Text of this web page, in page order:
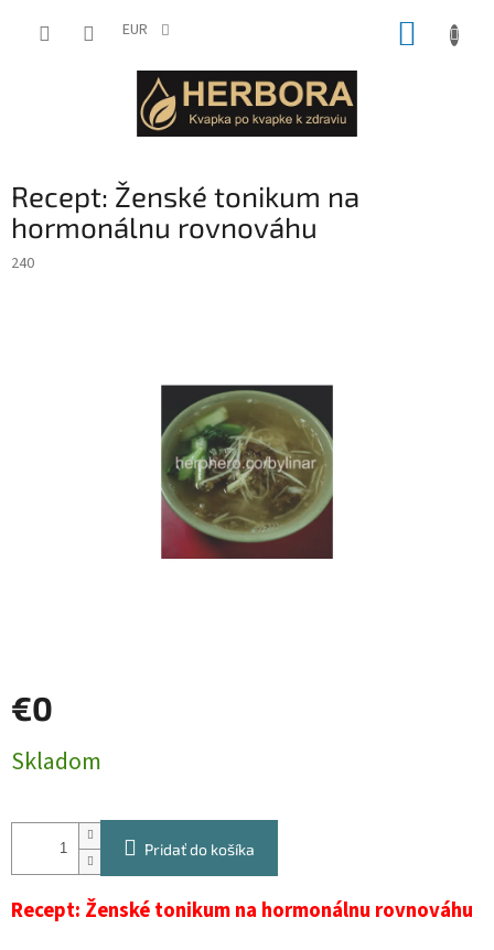
EUR
Recept: Ženské tonikum na
hormonálnu rovnováhu
240
€0
cena:
Skladom
Pridať do košíka
Recept: Ženské tonikum na hormonálnu rovnováhu